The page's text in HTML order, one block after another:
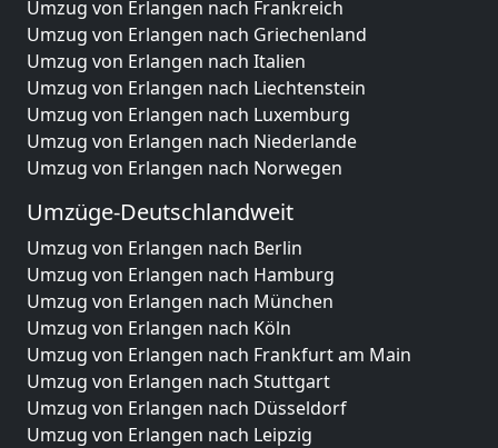
Umzug von Erlangen nach Frankreich
Umzug von Erlangen nach Griechenland
Umzug von Erlangen nach Italien
Umzug von Erlangen nach Liechtenstein
Umzug von Erlangen nach Luxemburg
Umzug von Erlangen nach Niederlande
Umzug von Erlangen nach Norwegen
Umzüge-Deutschlandweit
Umzug von Erlangen nach Berlin
Umzug von Erlangen nach Hamburg
Umzug von Erlangen nach München
Umzug von Erlangen nach Köln
Umzug von Erlangen nach Frankfurt am Main
Umzug von Erlangen nach Stuttgart
Umzug von Erlangen nach Düsseldorf
Umzug von Erlangen nach Leipzig